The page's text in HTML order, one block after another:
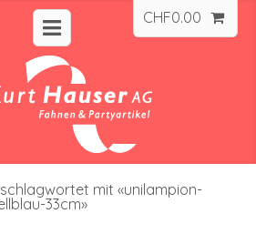
CHF0.00
mit «unilampion-
33cm»